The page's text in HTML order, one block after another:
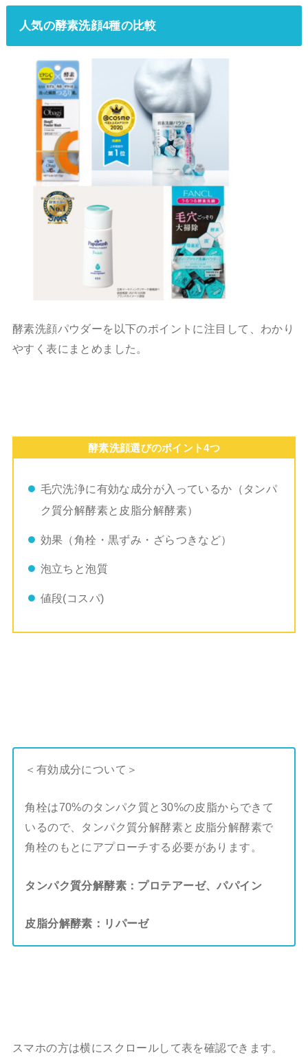
人気の酵素洗顔4種の比較
酵素洗顔パウダーを以下のポイントに注目して、わかり
やすく表にまとめました。
酵素洗顔選びのポイント4つ
毛穴洗浄に有効な成分が入っているか（タンパ
ク質分解酵素と皮脂分解酵素）
効果（角栓・黒ずみ・ざらつきなど）
泡立ちと泡質
値段(コスパ)
＜有効成分について＞
角栓は70%のタンパク質と30%の皮脂からできて
いるので、タンパク質分解酵素と皮脂分解酵素で
角栓のもとにアプローチする必要があります。
タンパク質分解酵素：プロテアーゼ、パパイン
皮脂分解酵素：リパーゼ
スマホの方は横にスクロールして表を確認できます。